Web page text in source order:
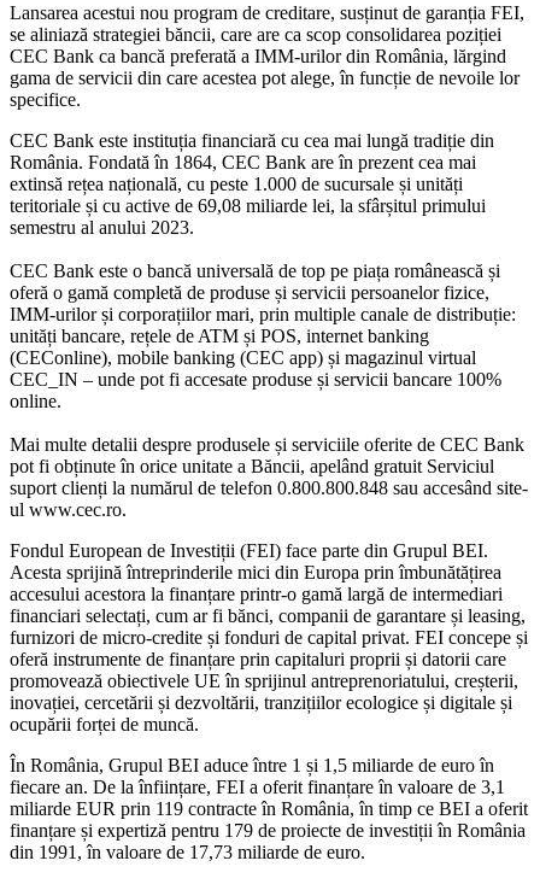
Lansarea acestui nou program de creditare, susținut de garanția FEI,
se aliniază strategiei băncii, care are ca scop consolidarea poziției
CEC Bank ca bancă preferată a IMM-urilor din România, lărgind
gama de servicii din care acestea pot alege, în funcție de nevoile lor
specifice.
CEC Bank este instituția financiară cu cea mai lungă tradiție din
România. Fondată în 1864, CEC Bank are în prezent cea mai
extinsă rețea națională, cu peste 1.000 de sucursale și unități
teritoriale și cu active de 69,08 miliarde lei, la sfârșitul primului
semestru al anului 2023.
CEC Bank este o bancă universală de top pe piața românească și
oferă o gamă completă de produse și servicii persoanelor fizice,
IMM-urilor și corporațiilor mari, prin multiple canale de distribuție:
unități bancare, rețele de ATM și POS, internet banking
(CEConline), mobile banking (CEC app) și magazinul virtual
CEC_IN – unde pot fi accesate produse și servicii bancare 100%
online.
Mai multe detalii despre produsele și serviciile oferite de CEC Bank
pot fi obținute în orice unitate a Băncii, apelând gratuit Serviciul
suport clienți la numărul de telefon 0.800.800.848 sau accesând site-
ul www.cec.ro.
Fondul European de Investiții (FEI) face parte din Grupul BEI.
Acesta sprijină întreprinderile mici din Europa prin îmbunătățirea
accesului acestora la finanțare printr-o gamă largă de intermediari
financiari selectați, cum ar fi bănci, companii de garantare și leasing,
furnizori de micro-credite și fonduri de capital privat. FEI concepe și
oferă instrumente de finanțare prin capitaluri proprii și datorii care
promovează obiectivele UE în sprijinul antreprenoriatului, creșterii,
inovației, cercetării și dezvoltării, tranzițiilor ecologice și digitale și
ocupării forței de muncă.
În România, Grupul BEI aduce între 1 și 1,5 miliarde de euro în
fiecare an. De la înființare, FEI a oferit finanțare în valoare de 3,1
miliarde EUR prin 119 contracte în România, în timp ce BEI a oferit
finanțare și expertiză pentru 179 de proiecte de investiții în România
din 1991, în valoare de 17,73 miliarde de euro.